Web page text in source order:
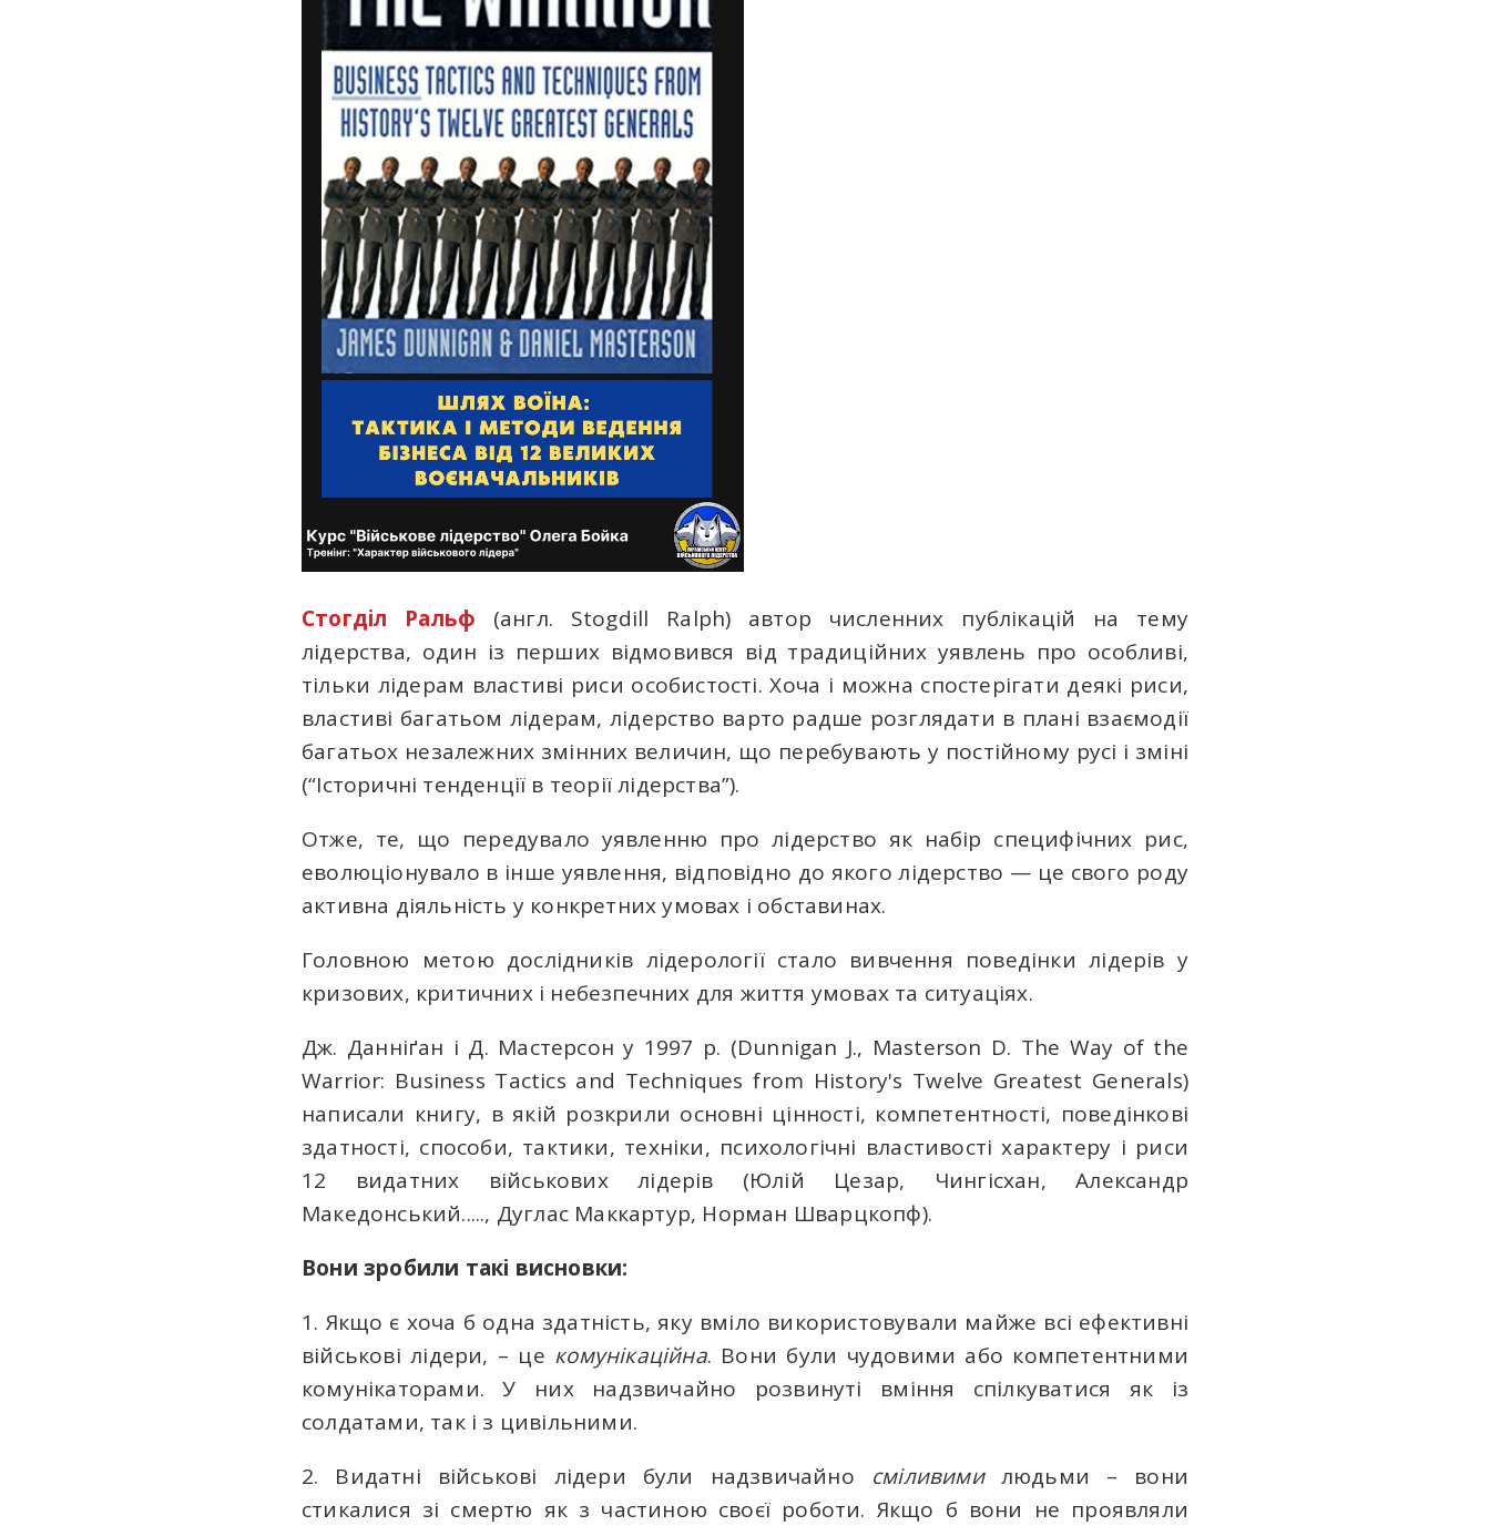
Стогділ Ральф (англ. Stogdill Ralph) автор численних публікацій на тему
лідерства, один із перших відмовився від традиційних уявлень про особливі,
тільки лідерам властиві риси особистості. Хоча і можна спостерігати деякі риси,
властиві багатьом лідерам, лідерство варто радше розглядати в плані взаємодії
багатьох незалежних змінних величин, що перебувають у постійному русі і зміні
(“Історичні тенденції в теорії лідерства”).
Отже, те, що передувало уявленню про лідерство як набір специфічних рис,
еволюціонувало в інше уявлення, відповідно до якого лідерство — це свого роду
активна діяльність у конкретних умовах і обставинах.
Головною метою дослідників лідерології стало вивчення поведінки лідерів у
кризових, критичних і небезпечних для життя умовах та ситуаціях.
Дж. Данніґан і Д. Мастерсон у 1997 р. (Dunnigan J., Masterson D. The Way of the
Warrior: Business Tactics and Techniques from History's Twelve Greatest Generals)
написали книгу, в якій розкрили основні цінності, компетентності, поведінкові
здатності, способи, тактики, техніки, психологічні властивості характеру і риси
12 видатних військових лідерів (Юлій Цезар, Чингісхан, Александр
Македонський....., Дуглас Маккартур, Норман Шварцкопф).
Вони зробили такі висновки:
1. Якщо є хоча б одна здатність, яку вміло використовували майже всі ефективні
військові лідери, – це комунікаційна. Вони були чудовими або компетентними
комунікаторами. У них надзвичайно розвинуті вміння спілкуватися як із
солдатами, так і з цивільними.
2. Видатні військові лідери були надзвичайно сміливимилюдьми – вони
стикалися зі смертю як з частиною своєї роботи. Якщо б вони не проявляли